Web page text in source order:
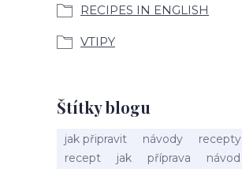
RECIPES IN ENGLISH
VTIPY
Štítky blogu
jak připravit návody
recepty
recept
jak příprava
návod